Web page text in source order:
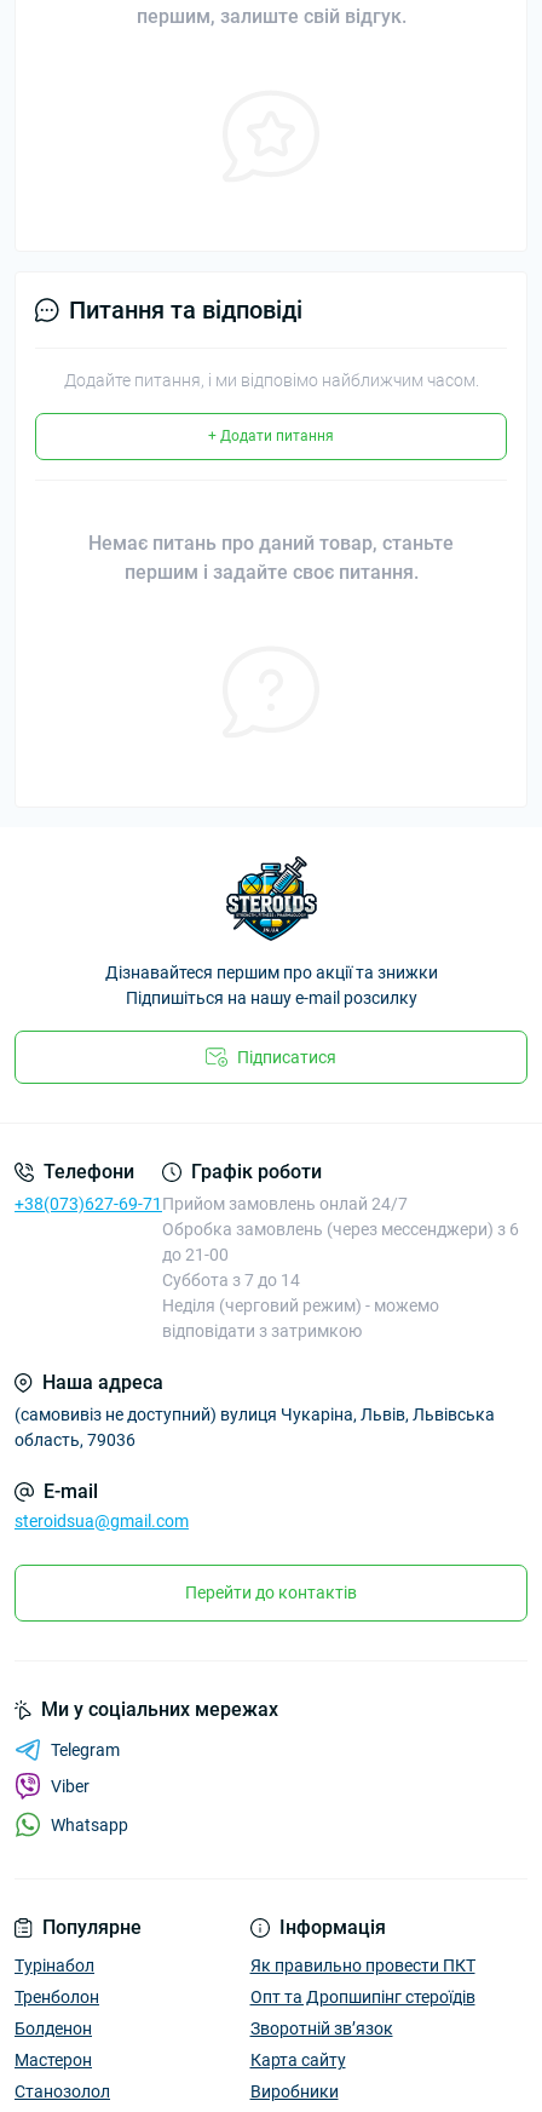
першим, залиште свій відгук.
Питання та відповіді
Додайте питання, і ми відповімо найближчим часом.
+ Додати питання
Немає питань про даний товар, станьте
першим і задайте своє питання.
Дізнавайтеся першим про акції та знижки
Підпишіться на нашу e-mail розсилку
Підписатися
Телефони
+38(073)627-69-71
Графік роботи
Прийом замовлень онлай 24/7
Обробка замовлень (через мессенджери) з 6
до 21-00
Суббота з 7 до 14
Неділя (черговий режим) - можемо
відповідати з затримкою
Наша адреса
(самовивіз не доступний) вулиця Чукаріна, Львів, Львівська
область, 79036
E-mail
steroidsua@gmail.com
Перейти до контактів
Популярне
Турінабол
Тренболон
Болденон
Мастерон
Станозолол
Інформація
Як правильно провести ПКТ
Опт та Дропшипінг стероїдів
Зворотній зв’язок
Карта сайту
Виробники
Ми у соціальних мережах
Telegram
Viber
Whatsapp